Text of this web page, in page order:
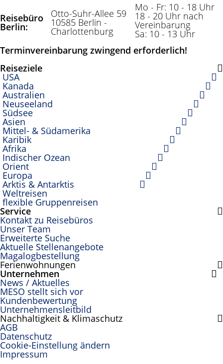
Reisebüro
Berlin:
Otto-Suhr-Allee 59
10585 Berlin -
Charlottenburg
Mo - Fr: 10 - 18 Uhr
18 - 20 Uhr nach
Vereinbarung
Sa: 10 - 13 Uhr
Terminvereinbarung zwingend erforderlich!
Reiseziele
USA
Kanada
Australien
Neuseeland
Südsee
Asien
Mittel- & Südamerika
Karibik
Afrika
Indischer Ozean
Orient
Europa
Arktis & Antarktis
Weltreisen
flexible Gruppenreisen
Service
Kontakt zu Reisebüros
Unser Team
Erweiterte Suche
Aktuelle Stellenangebote
Magalogbestellung
Ferienwohnungen
Unternehmen
News / Aktuelles
MESO stellt sich vor
Kundenbewertung
Unternehmensleitbild
Nachhaltigkeit & Klimaschutz
AGB
Datenschutz
Cookie-Einstellung ändern
Impressum